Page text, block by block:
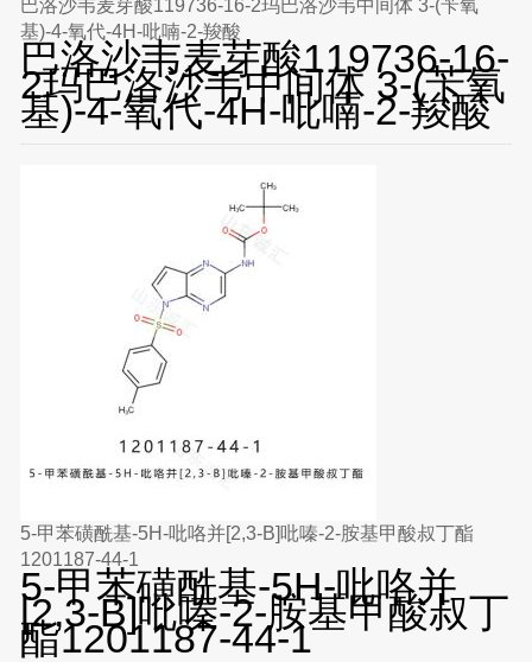
巴洛沙韦麦芽酸119736-16-2玛巴洛沙韦中间体 3-(苄氧
基)-4-氧代-4H-吡喃-2-羧酸
巴洛沙韦麦芽酸119736-16-
2玛巴洛沙韦中间体 3-(苄氧
基)-4-氧代-4H-吡喃-2-羧酸
5-甲苯磺酰基-5H-吡咯并[2,3-B]吡嗪-2-胺基甲酸叔丁酯
1201187-44-1
5-甲苯磺酰基-5H-吡咯并
[2,3-B]吡嗪-2-胺基甲酸叔丁
酯1201187-44-1